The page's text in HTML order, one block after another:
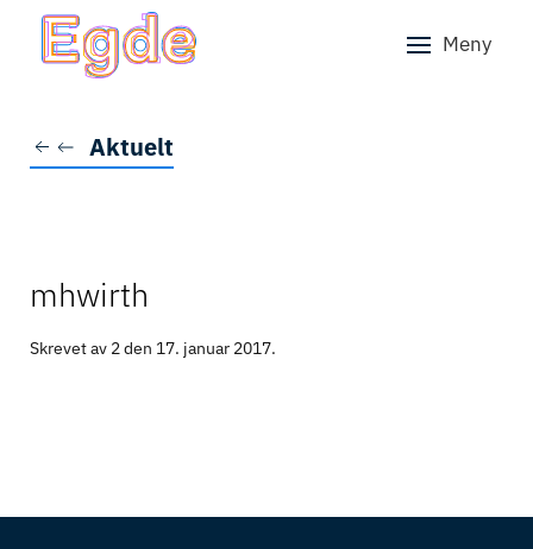
Skip to main content Meny
Aktuelt
mhwirth
Skrevet av 2 den 17. januar 2017.